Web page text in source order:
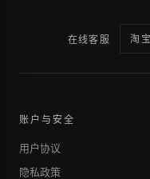
在线客服 淘宝
账户与安全
用户协议
隐私政策